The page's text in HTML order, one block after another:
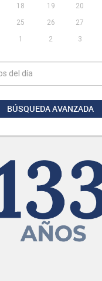
18 19 20
25 26 27
1 2 3
BÚSQUEDA AVANZADA